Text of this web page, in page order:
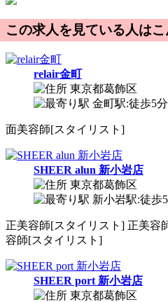
この求人を見ている人は
relair金町
東京都葛飾区
金町駅:徒歩5
面美容師[スタイリスト]
SHEER alun 新小岩店
東京都葛飾区
新小岩駅:徒歩
正美容師[スタイリスト] 正美容
容師[スタイリスト]
SHEER port 新小岩店
東京都葛飾区